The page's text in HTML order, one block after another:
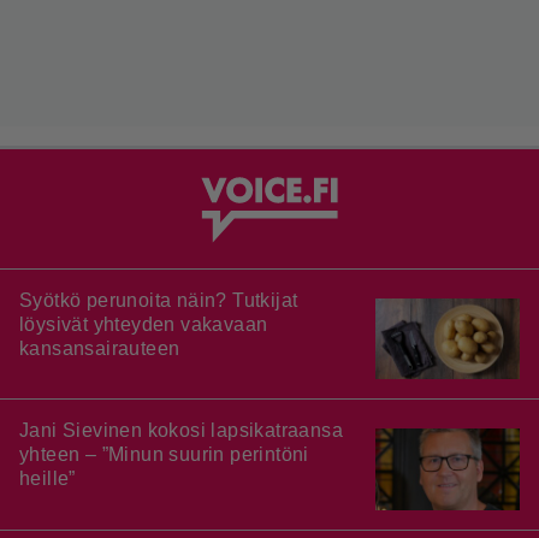
Syötkö perunoita näin? Tutkijat
löysivät yhteyden vakavaan
kansansairauteen
Jani Sievinen kokosi lapsikatraansa
yhteen – ”Minun suurin perintöni
heille”